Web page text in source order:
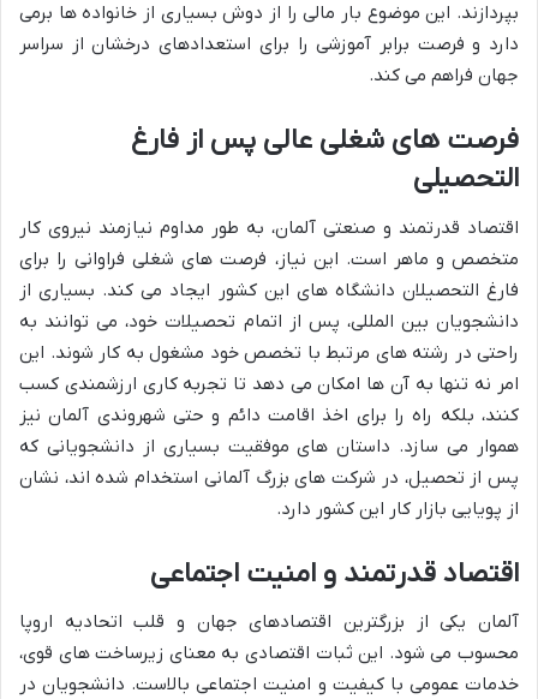
بپردازند. این موضوع بار مالی را از دوش بسیاری از خانواده ها برمی
دارد و فرصت برابر آموزشی را برای استعدادهای درخشان از سراسر
جهان فراهم می کند.
فرصت های شغلی عالی پس از فارغ
التحصیلی
اقتصاد قدرتمند و صنعتی آلمان، به طور مداوم نیازمند نیروی کار
متخصص و ماهر است. این نیاز، فرصت های شغلی فراوانی را برای
فارغ التحصیلان دانشگاه های این کشور ایجاد می کند. بسیاری از
دانشجویان بین المللی، پس از اتمام تحصیلات خود، می توانند به
راحتی در رشته های مرتبط با تخصص خود مشغول به کار شوند. این
امر نه تنها به آن ها امکان می دهد تا تجربه کاری ارزشمندی کسب
کنند، بلکه راه را برای اخذ اقامت دائم و حتی شهروندی آلمان نیز
هموار می سازد. داستان های موفقیت بسیاری از دانشجویانی که
پس از تحصیل، در شرکت های بزرگ آلمانی استخدام شده اند، نشان
از پویایی بازار کار این کشور دارد.
اقتصاد قدرتمند و امنیت اجتماعی
آلمان یکی از بزرگترین اقتصادهای جهان و قلب اتحادیه اروپا
محسوب می شود. این ثبات اقتصادی به معنای زیرساخت های قوی،
خدمات عمومی با کیفیت و امنیت اجتماعی بالاست. دانشجویان در